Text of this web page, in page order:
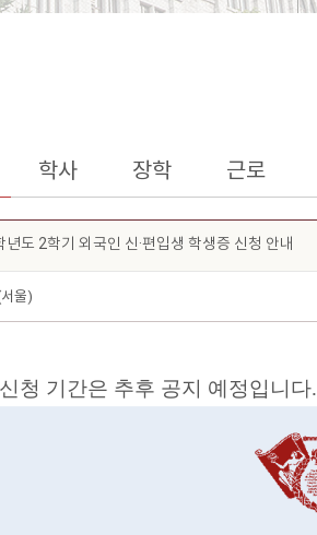
학사 장학 근로
도 2학기 외국인 신·편입생 학생증 신청 안내
울)
청 기간은 추후 공지 예정입니다.